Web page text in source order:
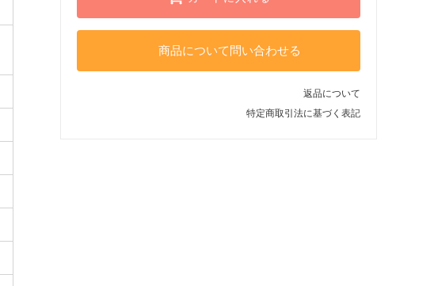
商品について問い合わせる
返品について
特定商取引法に基づく表記